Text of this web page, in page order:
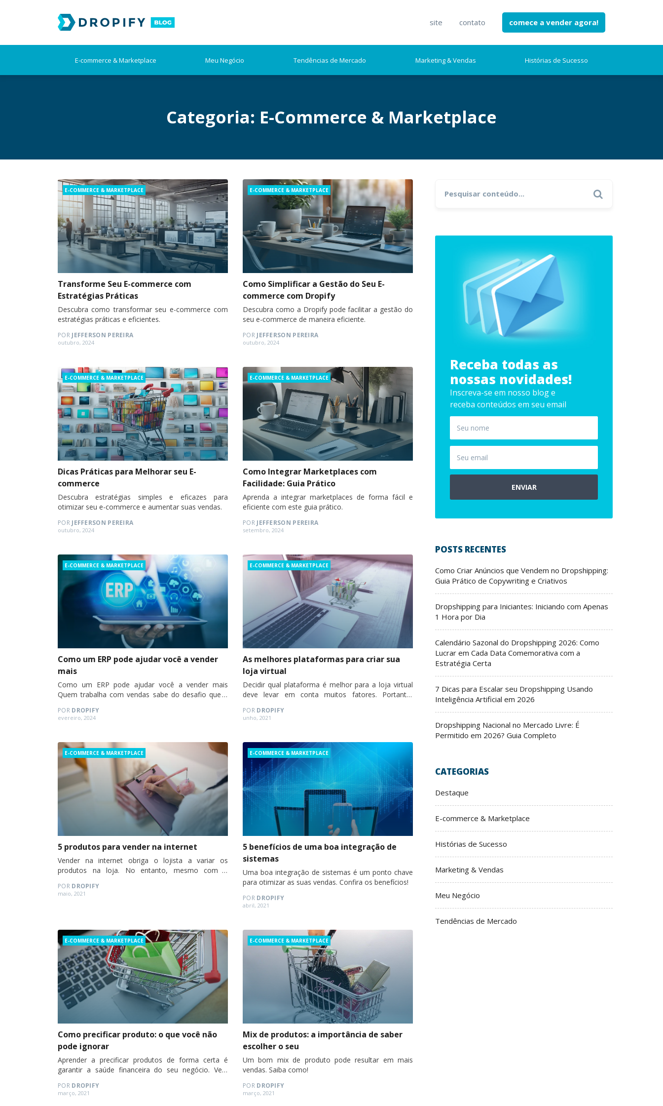
site contato comece a vender agora!
E-commerce & Marketplace Meu Negócio Tendências de Mercado Marketing & Vendas Histórias de Sucesso
Categoria: E-Commerce & Marketplace
Categories
E-COMMERCE & MARKETPLACE
Transforme Seu E-commerce com
Estratégias Práticas
Descubra como transformar seu e-commerce com
estratégias práticas e eficientes.
POR JEFFERSON PEREIRA
Posted
outubro, 2024
Categories
E-COMMERCE & MARKETPLACE
Como Simplificar a Gestão do Seu E-
commerce com Dropify
Descubra como a Dropify pode facilitar a gestão do
seu e-commerce de maneira eficiente.
POR JEFFERSON PEREIRA
Posted
outubro, 2024
Categories
E-COMMERCE & MARKETPLACE
Dicas Práticas para Melhorar seu E-
commerce
Descubra estratégias simples e eficazes para
otimizar seu e-commerce e aumentar suas vendas.
POR JEFFERSON PEREIRA
Posted
outubro, 2024
Categories
E-COMMERCE & MARKETPLACE
Como Integrar Marketplaces com
Facilidade: Guia Prático
Aprenda a integrar marketplaces de forma fácil e
eficiente com este guia prático.
POR JEFFERSON PEREIRA
Posted
setembro, 2024
Categories
E-COMMERCE & MARKETPLACE
Como um ERP pode ajudar você a vender
mais
Como um ERP pode ajudar você a vender mais
Quem trabalha com vendas sabe do desafio que é
que se tem, além do…
POR DROPIFY
Posted
evereiro, 2024
Categories
E-COMMERCE & MARKETPLACE
As melhores plataformas para criar sua
loja virtual
Decidir qual plataforma é melhor para a loja virtual
deve levar em conta muitos fatores. Portanto,
POR DROPIFY
Posted
unho, 2021
Categories
E-COMMERCE & MARKETPLACE
5 produtos para vender na internet
Vender na internet obriga o lojista a variar os
produtos na loja. No entanto, mesmo com a
maior demanda entre os clientes. Há…
POR DROPIFY
Posted
maio, 2021
Categories
E-COMMERCE & MARKETPLACE
5 benefícios de uma boa integração de
sistemas
Uma boa integração de sistemas é um ponto chave
para otimizar as suas vendas. Confira os benefícios!
POR DROPIFY
Posted
abril, 2021
Categories
E-COMMERCE & MARKETPLACE
Como precificar produto: o que você não
pode ignorar
Aprender a precificar produtos de forma certa é
garantir a saúde financeira do seu negócio. Veja
POR DROPIFY
Posted
março, 2021
Categories
E-COMMERCE & MARKETPLACE
Mix de produtos: a importância de saber
escolher o seu
Um bom mix de produto pode resultar em mais
vendas. Saiba como!
POR DROPIFY
Posted
março, 2021
for:
Search
Receba todas as
nossas novidades!
Inscreva-se em nosso blog e
receba conteúdos em seu email
ENVIAR
POSTS RECENTES
Como Criar Anúncios que Vendem no Dropshipping:
Guia Prático de Copywriting e Criativos
Dropshipping para Iniciantes: Iniciando com Apenas
1 Hora por Dia
Calendário Sazonal do Dropshipping 2026: Como
Lucrar em Cada Data Comemorativa com a
Estratégia Certa
7 Dicas para Escalar seu Dropshipping Usando
Inteligência Artificial em 2026
Dropshipping Nacional no Mercado Livre: É
Permitido em 2026? Guia Completo
CATEGORIAS
Destaque
E-commerce & Marketplace
Histórias de Sucesso
Marketing & Vendas
Meu Negócio
Tendências de Mercado